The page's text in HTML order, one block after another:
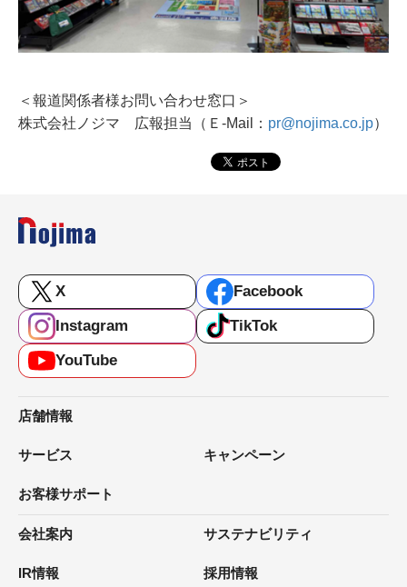
＜報道関係者様お問い合わせ窓口＞
株式会社ノジマ 広報担当（Ｅ-Mail： pr@nojima.co.jp）
X
Facebook
Instagram
TikTok
YouTube
店舗情報
サービス キャンペーン
お客様サポート
会社案内 サステナビリティ
IR情報 採用情報